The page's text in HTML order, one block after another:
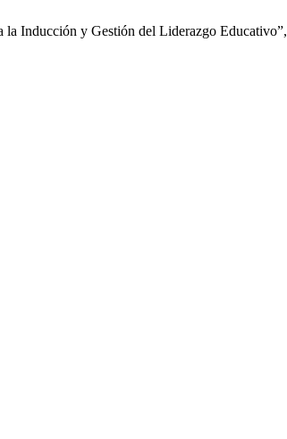
Inducción y Gestión del Liderazgo Educativo”,